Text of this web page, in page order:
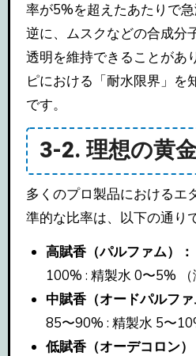
率が5%を超えたあたりで急
逆に、ムスクなどの合成分
透明を維持できることがあ
ピにおける「耐水限界」を
です。
3-2. 理想の黄
多くのプロ製品におけるエ
準的な比率は、以下の通り
高賦香（パルファム）：
100% : 精製水 0〜5% （
中賦香（オードパルファ
85〜90% : 精製水 5〜
低賦香（オーデコロン）